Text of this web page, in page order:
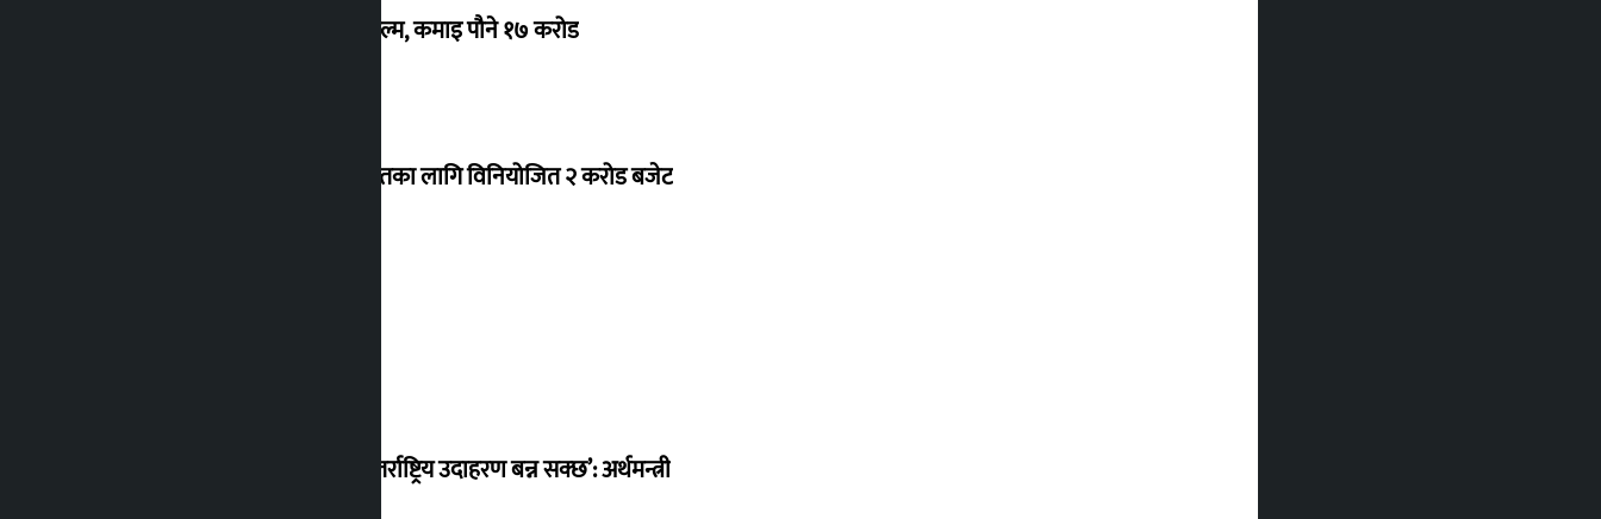
‘गौंथली’ बन्यो धेरै कमाउने सातौं नेपाली फिल्म, कमाइ पौने १७ करोड
शेखरले अस्वीकार गरे कोइराला निवास मर्मतका लागि विनियोजित २ करोड बजेट
‘करदाता प्रोत्साहन कार्यक्रम सफल भए अन्तर्राष्ट्रिय उदाहरण बन्न सक्छ’: अर्थमन्त्री